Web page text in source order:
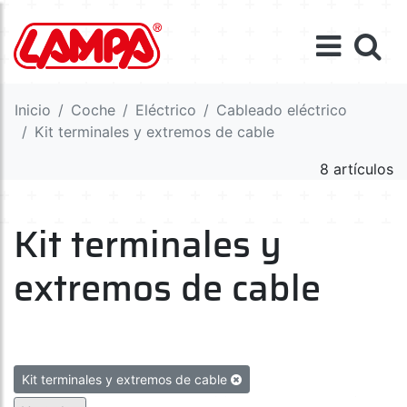
Inicio Coche Eléctrico
Cableado eléctrico
Kit terminales y extremos de cable
8 artículos
Kit terminales y
extremos de cable
Kit terminales y extremos de cable